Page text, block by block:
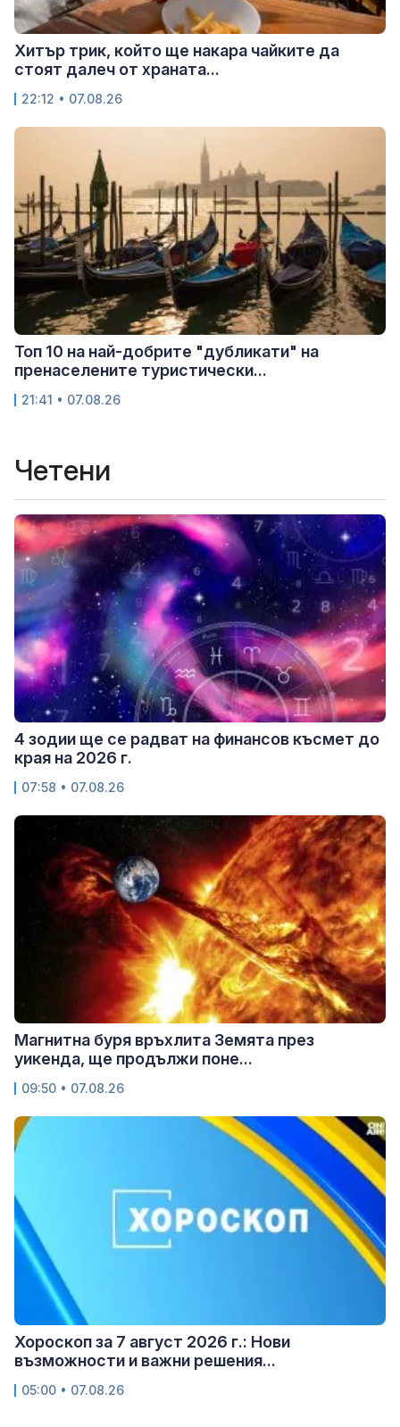
Хитър трик, който ще накара чайките да
стоят далеч от храната...
22:12 • 07.08.26
Топ 10 на най-добрите "дубликати" на
пренаселените туристически...
21:41 • 07.08.26
Четени
4 зодии ще се радват на финансов късмет до
края на 2026 г.
07:58 • 07.08.26
Магнитна буря връхлита Земята през
уикенда, ще продължи поне...
09:50 • 07.08.26
Хороскоп за 7 август 2026 г.: Нови
възможности и важни решения...
05:00 • 07.08.26